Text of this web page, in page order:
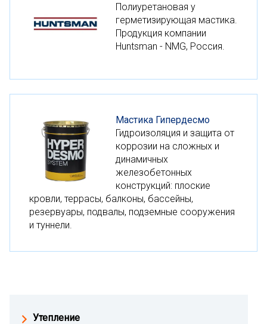
Утепление
Полиуретановая у
герметизирующая мастика.
Продукция компании
Huntsman - NMG, Россия.
Мастика Гипердесмо
Гидроизоляция и защита от
коррозии на сложных и
динамичных
железобетонных
конструкций: плоские
кровли, террасы, балконы, бассейны,
резервуары, подвалы, подземные сооружения
и туннели.